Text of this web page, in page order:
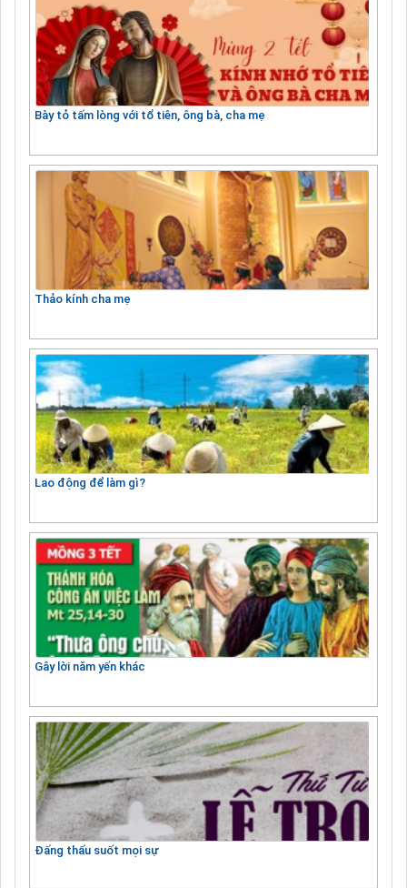
Bày tỏ tấm lòng với tổ tiên, ông bà, cha mẹ
Thảo kính cha mẹ
Lao động để làm gì?
Gây lời năm yến khác
Đấng thấu suốt mọi sự